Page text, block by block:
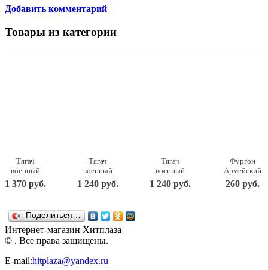
Добавить комментарий
Товары из категории
Тягач
военный
Щит с
вертолетом
см. Н-256
Нордпласт
1 370 руб.
Тягач
военный
Щит с
танком
см. Н-258
Нордпласт
1 240 руб.
Тягач
военный
Щит с
кунгом
1 240 руб.
Фургон
Армейский
238
260 руб.
Поделиться…
Интернет-магазин Хитплаза
© . Все права защищены.
E-mail:hitplaza@yandex.ru